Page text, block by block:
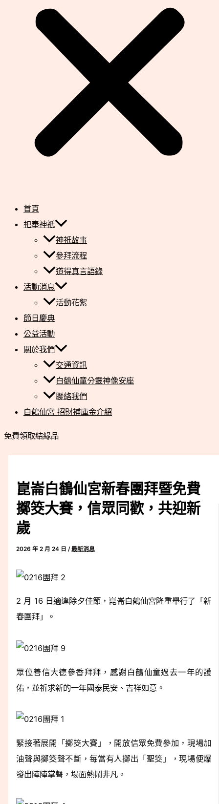
首頁
祀奉神祇
神祇故事
參拜流程
道得真言語錄
活動消息
活動花絮
節日慶典
公益活動
關於我們
交通資訊
白鶴仙童分靈神像安座
聯絡我們
白鶴仙宮 招財補庫金介紹
免費領取結緣品
崑崙白鶴仙宮新春團拜暨免費
擲筊大賽，信眾同歡，共迎新
歲
2026 年 2 月 24 日/最新消息
2 月 16 日適逢除夕佳節，崑崙白鶴仙宮隆重舉行了「新
春團拜」。
眾位善信大德參香拜拜，感謝白鶴仙童過去一年的護
佑，並祈求新的一年國泰民安、吉祥如意。
緊接著展開「擲筊大賽」，開放信眾免費參加，現場加
油聲與擲筊聲不斷，每當有人擲出「聖筊」，現場便爆
發出陣陣掌聲，場面熱鬧非凡。